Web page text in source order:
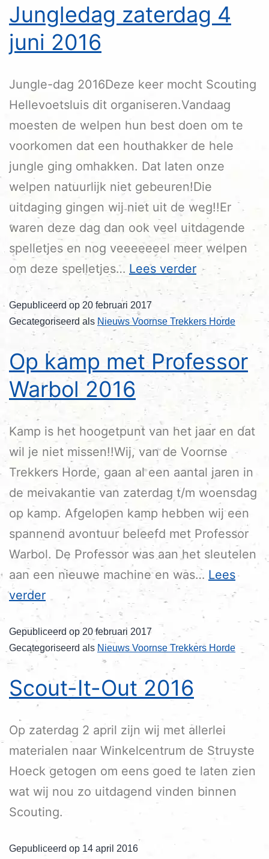
Jungledag zaterdag 4
juni 2016
Jungle-dag 2016Deze keer mocht Scouting
Hellevoetsluis dit organiseren.Vandaag
moesten de welpen hun best doen om te
voorkomen dat een houthakker de hele
jungle ging omhakken. Dat laten onze
welpen natuurlijk niet gebeuren!Die
uitdaging gingen wij niet uit de weg!!Er
waren deze dag dan ook veel uitdagende
spelletjes en nog veeeeeeel meer welpen
om deze spelletjes… Lees verder
Gepubliceerd op20 februari 2017
Gecategoriseerd als Nieuws Voornse Trekkers Horde
Op kamp met Professor
Warbol 2016
Kamp is het hoogetpunt van het jaar en dat
wil je niet missen!!Wij, van de Voornse
Trekkers Horde, gaan al een aantal jaren in
de meivakantie van zaterdag t/m woensdag
op kamp. Afgelopen kamp hebben wij een
spannend avontuur beleefd met Professor
Warbol. De Professor was aan het sleutelen
aan een nieuwe machine en was… Lees
verder
Gepubliceerd op 20 februari 2017
Gecategoriseerd als Nieuws Voornse Trekkers Horde
Scout-It-Out 2016
Op zaterdag 2 april zijn wij met allerlei
materialen naar Winkelcentrum de Struyste
Hoeck getogen om eens goed te laten zien
wat wij nou zo uitdagend vinden binnen
Scouting.
Gepubliceerd op 14 april 2016